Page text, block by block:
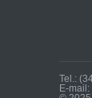
Tel.:
E-